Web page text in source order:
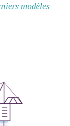
modèles